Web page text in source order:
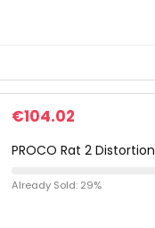
€104.02
PROCO Rat 2 Distortion
Already Sold: 29%